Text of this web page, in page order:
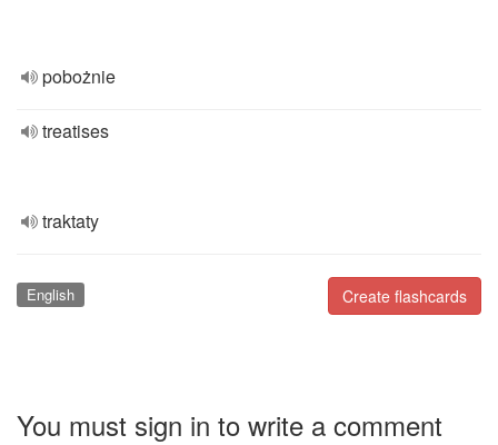
pobożnie
treatises
traktaty
Create flashcards
English
You must sign in to write a comment